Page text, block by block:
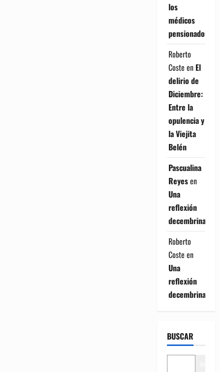
los
médicos
pensionados
Roberto
Coste en El
delirio de
Diciembre:
Entre la
opulencia y
la Viejita
Belén
Pascualina
Reyesen
Una
reflexión
decembrina
Roberto
Coste en
Una
reflexión
decembrina
BUSCAR